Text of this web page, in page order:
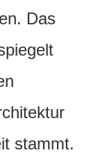
Das
stammt.